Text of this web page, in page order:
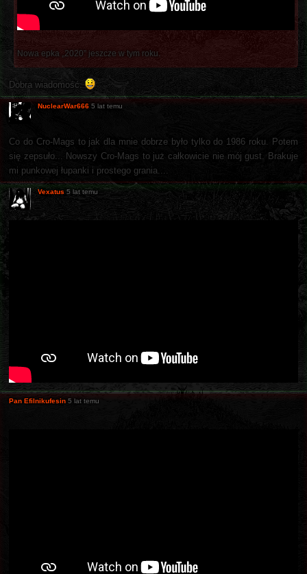
Nowa epka „2020” jeszcze w tym roku.
Dobra wiadomość.
NuclearWar666 5 lat temu
Co do Cro-Mags to jak dla mnie dobrze było tylko do 1986 roku. Potem
się zepsuło... Nowszy Cro-Mags to już całkowicie nie mój gust. Brakuje
mi punkowej łupanki i prostego grania....
Vexatus 5 lat temu
Pan Efilnikufesin 5 lat temu